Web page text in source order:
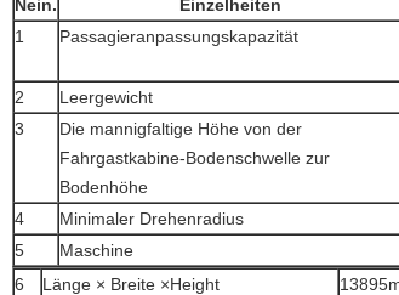
Nein. Einzelheiten
1
Passagieranpassungskapazität
2
Leergewicht
3
Die mannigfaltige Höhe von der
Fahrgastkabine-Bodenschwelle zur
Bodenhöhe
4 Minimaler Drehenradius
5
Maschine
6
Länge × Breite ×Height